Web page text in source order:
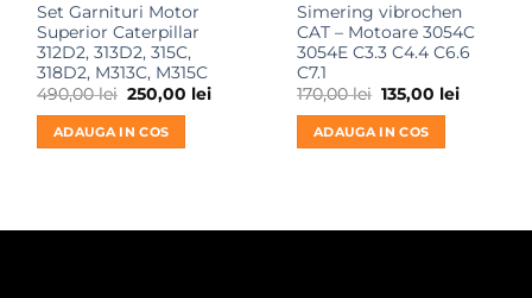
Set Garnituri Motor
Superior Caterpillar
312D2, 313D2, 315C,
318D2, M313C, M315C
490,00lei Prețul
inițial
a
fost:
490,00 lei.
250,00 leiPrețul
ADAUGA IN COS
Simering vibrochen
CAT – Motoare 3054C
3054E C3.3 C4.4 C6.6
C7.1
170,00lei Prețul
inițial
a
fost:
170,00 lei.
135,00 leiPrețul
ADAUGA IN COS